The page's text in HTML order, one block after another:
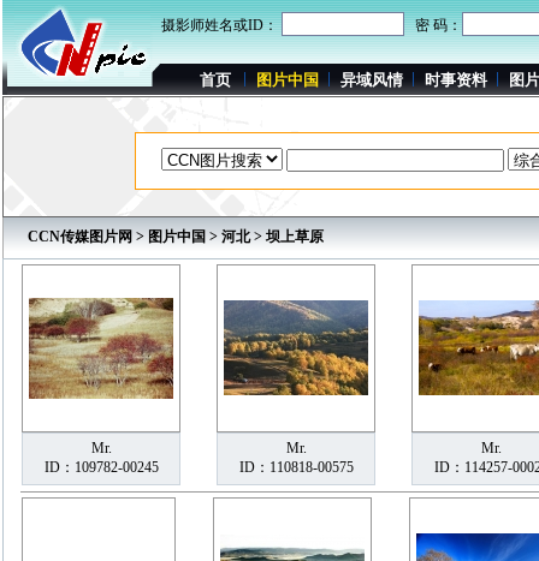
摄影师姓名或ID： 密 码：
首页 图片中国 异域风情 时事资料 图
CCN传媒图片网 > 图片中国 > 河北> 坝上草原
Mr.
ID：109782-00245
Mr.
ID：110818-00575
Mr.
ID：114257-